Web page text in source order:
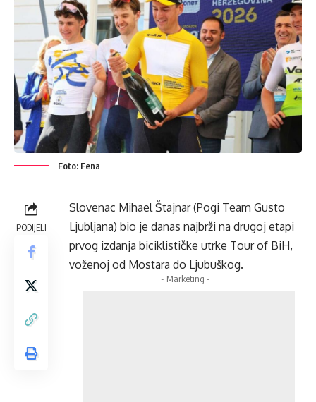
Foto: Fena
PODIJELI
Slovenac Mihael Štajnar (Pogi Team Gusto
Ljubljana) bio je danas najbrži na drugoj etapi
prvog izdanja biciklističke utrke Tour of BiH,
voženoj od Mostara do Ljubuškog.
- Marketing -